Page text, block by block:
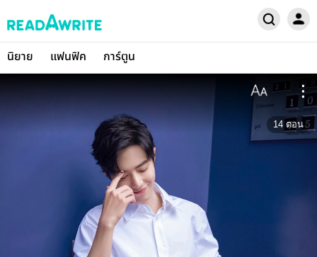
นิยาย แฟนฟิค การ์ตูน
14 ตอน